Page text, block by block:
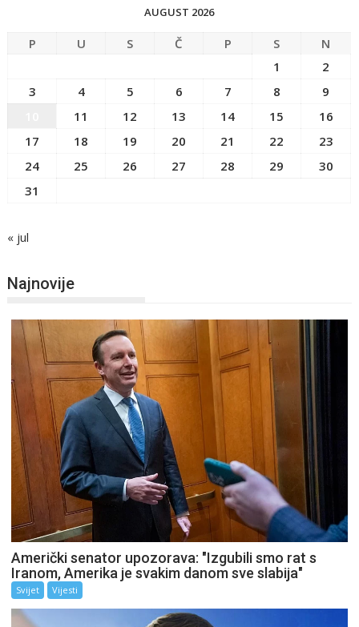
AUGUST 2026
P U S Č P S
N
1
2
3
4 5 6 7 8
9
11 12 13 14 15
16
17
18 19 20 21 22
23
24
25 26 27 28 29
30
31
« jul
Najnovije
Američki senator upozorava: "Izgubili smo rat s
Iranom, Amerika je svakim danom sve slabija"
Svijet Vijesti